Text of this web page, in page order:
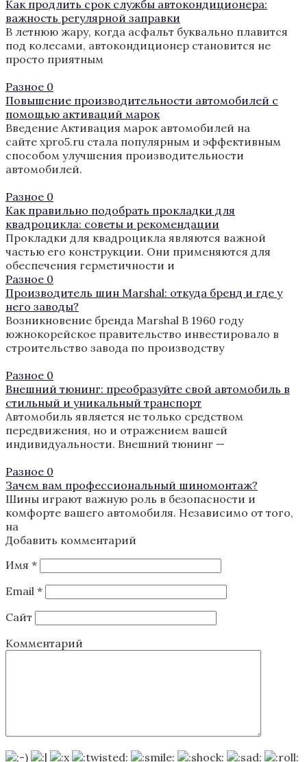
Как продлить срок службы автокондиционера:
важность регулярной заправки
В летнюю жару, когда асфальт буквально плавится
под колесами, автокондиционер становится не
просто приятным
Разное 0
Повышение производительности автомобилей с
помощью активаций марок
Введение Активация марок автомобилей на
сайте xpro5.ru стала популярным и эффективным
способом улучшения производительности
автомобилей.
Разное 0
Как правильно подобрать прокладки для
квадроцикла: советы и рекомендации
Прокладки для квадроцикла являются важной
частью его конструкции. Они применяются для
обеспечения герметичности и
Разное 0
Производитель шин Marshal: откуда бренд и где у
него заводы?
Возникновение бренда Marshal В 1960 году
южнокорейское правительство инвестировало в
строительство завода по производству
Разное 0
Внешний тюнинг: преобразуйте свой автомобиль в
стильный и уникальный транспорт
Автомобиль является не только средством
передвижения, но и отражением вашей
индивидуальности. Внешний тюнинг —
Разное 0
Зачем вам профессиональный шиномонтаж?
Шины играют важную роль в безопасности и
комфорте вашего автомобиля. Независимо от того,
на
Добавить комментарий
Имя *
Email *
Сайт
Комментарий